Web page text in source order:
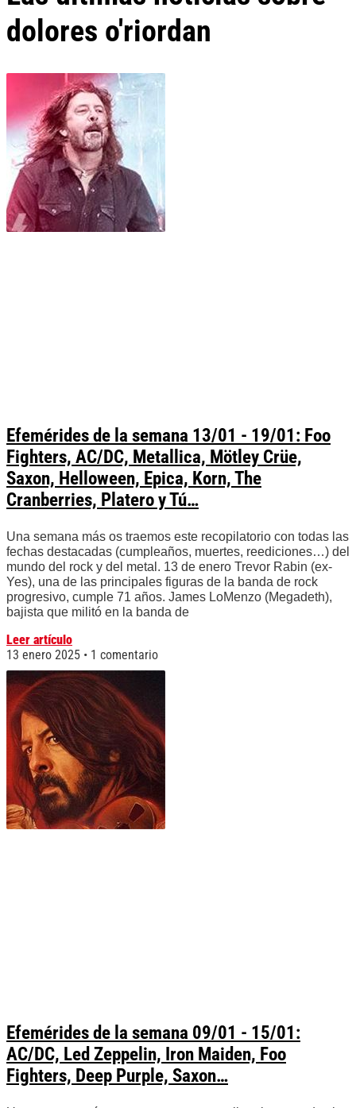
dolores o'riordan
Efemérides de la semana 13/01 - 19/01: Foo
Fighters, AC/DC, Metallica, Mötley Crüe,
Saxon, Helloween, Epica, Korn, The
Cranberries, Platero y Tú…
Una semana más os traemos este recopilatorio con todas las
fechas destacadas (cumpleaños, muertes, reediciones…) del
mundo del rock y del metal. 13 de enero Trevor Rabin (ex-
Yes), una de las principales figuras de la banda de rock
progresivo, cumple 71 años. James LoMenzo (Megadeth),
bajista que militó en la banda de
Leer artículo
13 enero 2025
1 comentario
Efemérides de la semana 09/01 - 15/01:
AC/DC, Led Zeppelin, Iron Maiden, Foo
Fighters, Deep Purple, Saxon…